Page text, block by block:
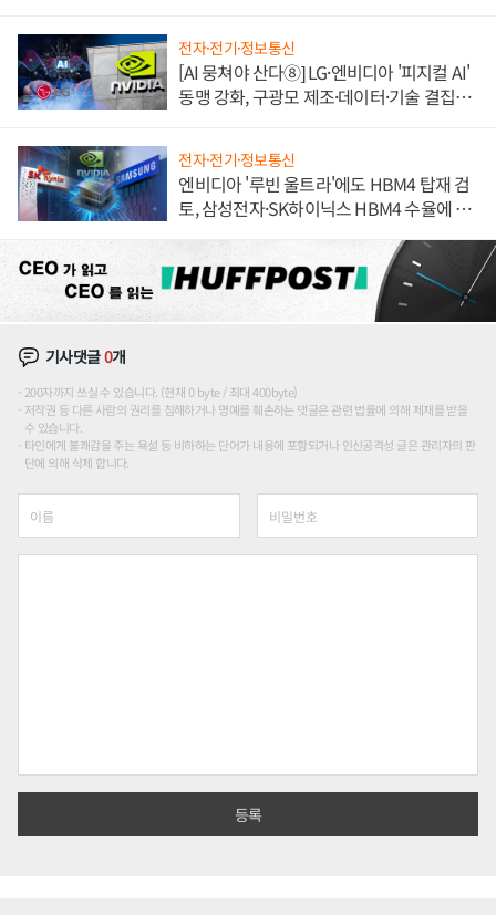
전자·전기·정보통신
[AI 뭉쳐야 산다⑧] LG·엔비디아 '피지컬 AI'
동맹 강화, 구광모 제조·데이터·기술 결집
전자·전기·정보통신
엔비디아 '루빈 울트라'에도 HBM4 탑재 검
토, 삼성전자·SK하이닉스 HBM4 수율에 주
기사댓글0개
200자까지 쓰실 수 있습니다. (현재 0 byte / 최대 400byte)
저작권 등 다른 사람의 권리를 침해하거나 명예를 훼손하는 댓글은 관련 법률에 의해 제재를 받을
수 있습니다.
타인에게 불쾌감을 주는 욕설 등 비하하는 단어가 내용에 포함되거나 인신공격성 글은 관리자의 판
단에 의해 삭제 합니다.